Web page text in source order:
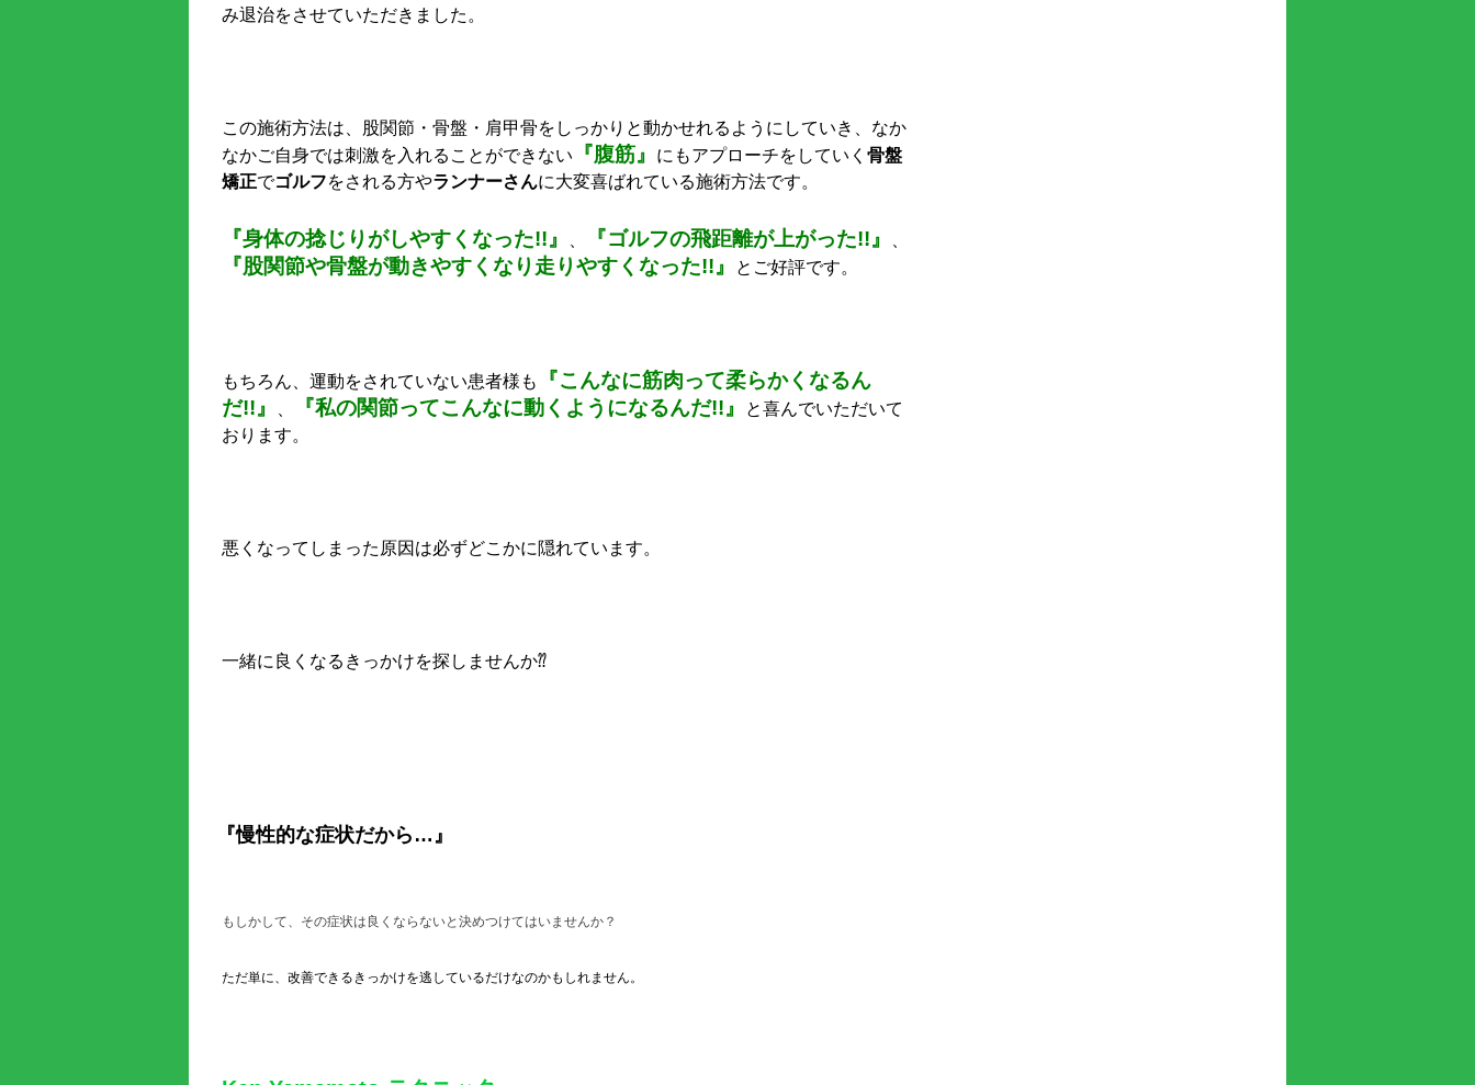
み退治をさせていただきました。
この施術方法は、股関節・骨盤・肩甲骨をしっかりと動かせれるようにしていき、なか
なかご自身では刺激を入れることができない
『腹筋』 にもアプローチをしていく 骨盤
矯正でゴルフをされる方やランナーさんに大変喜ばれている施術方法です。
『身体の捻じりがしやすくなった!!』 『ゴルフの飛距離が上がった!!』
『股関節や骨盤が動きやすくなり走りやすくなった!!』 とご好評です。
もちろん、運動をされていない患者様も
『こんなに筋肉って柔らかくなるん
だ!!』
『私の関節ってこんなに動くようになるんだ!!』
と喜んでいただいて
おります。
悪くなってしまった原因は必ずどこかに隠れています。
一緒に良くなるきっかけを探しませんか⁇
『慢性的な症状だから…』
もしかして、その症状は良くならないと決めつけてはいませんか？
ただ単に、改善できるきっかけを逃しているだけなのかもしれません。